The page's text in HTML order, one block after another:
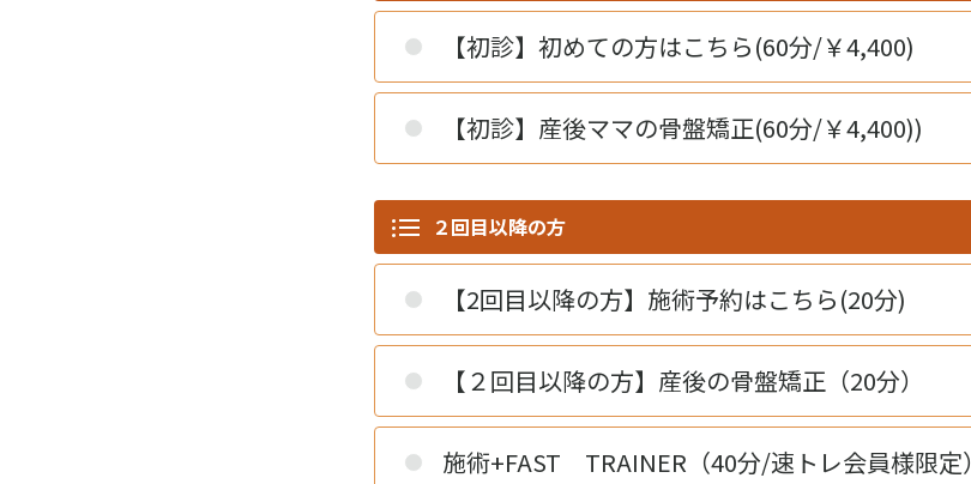
【初診】初めての方はこちら(60分/￥4,400)
【初診】産後ママの骨盤矯正(60分/￥4,400))
２回目以降の方
【2回目以降の方】施術予約はこちら(20分)
【２回目以降の方】産後の骨盤矯正（20分）
施術+FAST TRAINER（40分/速トレ会員様限定）